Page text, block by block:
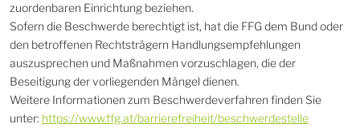
zuordenbaren Einrichtung beziehen.
Sofern die Beschwerde berechtigt ist, hat die FFG dem Bund oder
den betroffenen Rechtsträgern Handlungsempfehlungen
auszusprechen und Maßnahmen vorzuschlagen, die der
Beseitigung der vorliegenden Mängel dienen.
Weitere Informationen zum Beschwerdeverfahren finden Sie
unter: https://www.ffg.at/barrierefreiheit/beschwerdestelle